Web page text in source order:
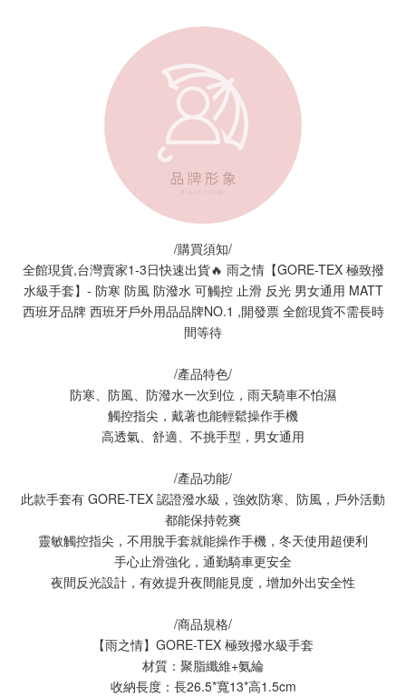
/購買須知/
全館現貨,台灣賣家1-3日快速出貨🔥 雨之情【GORE-TEX 極致撥
水級手套】- 防寒 防風 防潑水 可觸控 止滑 反光 男女通用 MATT
西班牙品牌 西班牙戶外用品品牌NO.1 ,開發票 全館現貨不需長時
間等待
/產品特色/
防寒、防風、防潑水一次到位，雨天騎車不怕濕
觸控指尖，戴著也能輕鬆操作手機
高透氣、舒適、不挑手型，男女通用
/產品功能/
此款手套有 GORE-TEX 認證潑水級，強效防寒、防風，戶外活動
都能保持乾爽
靈敏觸控指尖，不用脫手套就能操作手機，冬天使用超便利
手心止滑強化，通勤騎車更安全
夜間反光設計，有效提升夜間能見度，增加外出安全性
/商品規格/
【雨之情】GORE-TEX 極致撥水級手套
材質：聚脂纖維+氨綸
收納長度：長26.5*寬13*高1.5cm